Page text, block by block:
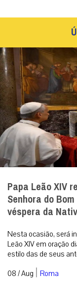
Papa Leão XIV
Senhora do
véspera da
Nesta ocasião, será
Leão XIV em oração
estilo das de seus
08 / Aug | Roma